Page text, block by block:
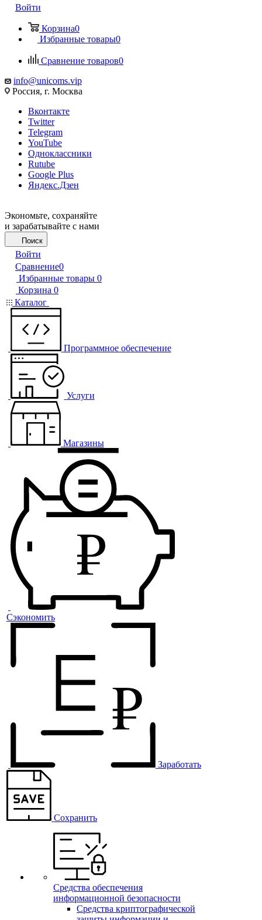
Войти
Корзина0
Избранные товары0
Сравнение товаров0
info@unicoms.vip
Россия, г. Москва
Вконтакте
Twitter
Telegram
YouTube
Одноклассники
Rutube
Google Plus
Яндекс.Дзен
Экономьте, сохраняйте
и зарабатывайте с нами
Поиск
Войти
Сравнение0
Избранные товары 0
Корзина 0
Каталог
Программное обеспечение
Услуги
Магазины
Сэкономить
Заработать
Сохранить
Средства обеспечения
информационной безопасности
Средства криптографической